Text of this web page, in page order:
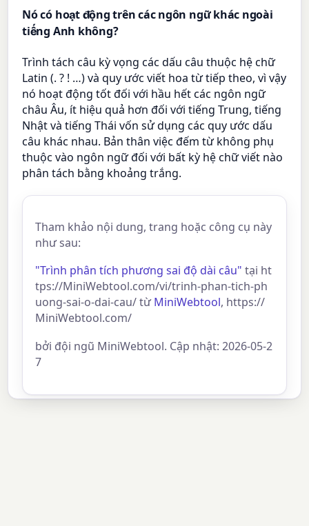
Nó có hoạt động trên các ngôn ngữ khác ngoài
tiếng Anh không?
Trình tách câu kỳ vọng các dấu câu thuộc hệ chữ
Latin (. ? ! …) và quy ước viết hoa từ tiếp theo, vì vậy
nó hoạt động tốt đối với hầu hết các ngôn ngữ
châu Âu, ít hiệu quả hơn đối với tiếng Trung, tiếng
Nhật và tiếng Thái vốn sử dụng các quy ước dấu
câu khác nhau. Bản thân việc đếm từ không phụ
thuộc vào ngôn ngữ đối với bất kỳ hệ chữ viết nào
phân tách bằng khoảng trắng.
Tham khảo nội dung, trang hoặc công cụ này
như sau:
"Trình phân tích phương sai độ dài câu" tại ht
tps://MiniWebtool.com/vi/trinh-phan-tich-ph
uong-sai-o-dai-cau/ từMiniWebtool, https://
MiniWebtool.com/
bởi đội ngũ MiniWebtool. Cập nhật: 2026-05-2
7